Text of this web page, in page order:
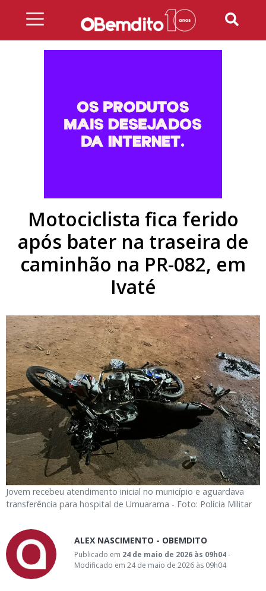
Motociclista fica ferido
após bater na traseira de
caminhão na PR-082, em
Ivaté
Jovem recebeu atendimento inicial no município e aguardava
transferência para hospital de Umuarama - Foto: Polícia Militar
ALEX NASCIMENTO - OBEMDITO
Publicado em 24 de maio de 2026 às 09h04-
Modificado em 24 de maio de 2026 às 09h04